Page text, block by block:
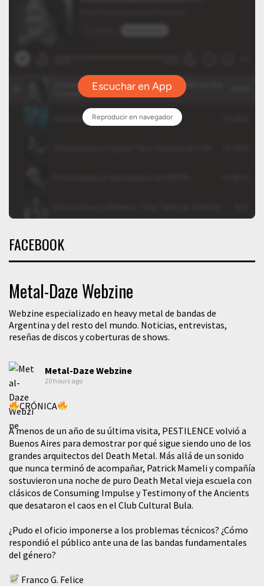
FACEBOOK
Metal-Daze Webzine
Webzine especializado en heavy metal de bandas de
Argentina y del resto del mundo. Noticias, entrevistas,
reseñas de discos y coberturas de shows.
Metal-Daze Webzine
20 hours ago
CRÓNICA
A menos de un año de su última visita, PESTILENCE volvió a
Buenos Aires para demostrar por qué sigue siendo uno de los
grandes arquitectos del Death Metal. Más allá de un sonido
que nunca terminó de acompañar, Patrick Mameli y compañía
sostuvieron una noche de puro Death Metal vieja escuela con
clásicos de Consuming Impulse y Testimony of the Ancients
que desataron el caos en el Club Cultural Bula.
¿Pudo el oficio imponerse a los problemas técnicos? ¿Cómo
respondió el público ante una de las bandas fundamentales
del género?
Franco G. Felice